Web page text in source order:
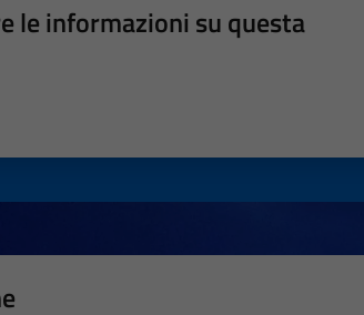
le informazioni su questa